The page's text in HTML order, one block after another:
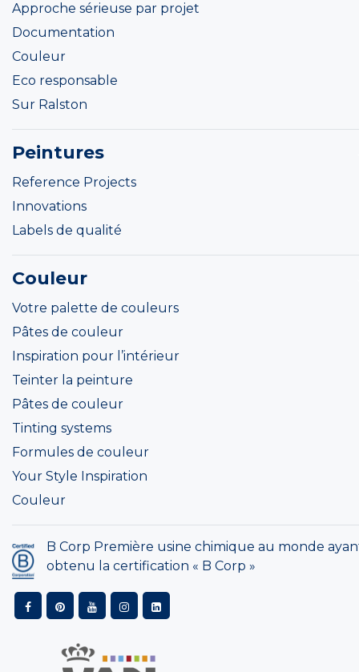
Approche sérieuse par projet
Documentation
Couleur
Eco responsable
Sur Ralston
Peintures
Reference Projects
Innovations
Labels de qualité
Couleur
Votre palette de couleurs
Pâtes de couleur
Inspiration pour l’intérieur
Teinter la peinture
Pâtes de couleur
Tinting systems
Formules de couleur
Your Style Inspiration
Couleur
B Corp Première usine chimique au monde
obtenu la certification « B Corp »